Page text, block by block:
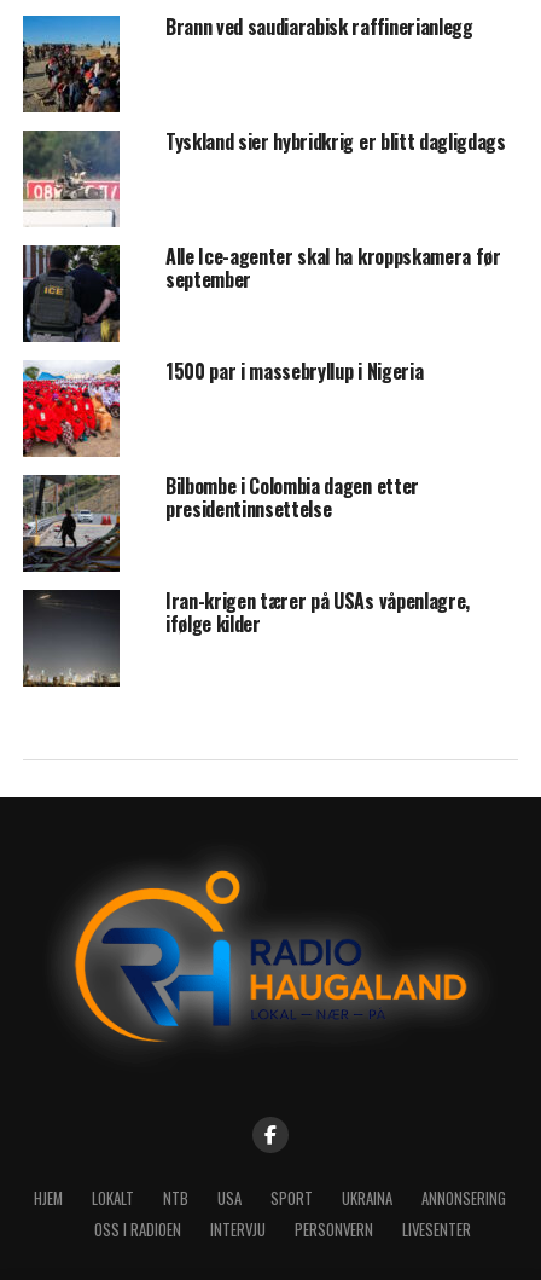
Brann ved saudiarabisk raffinerianlegg
Tyskland sier hybridkrig er blitt dagligdags
Alle Ice-agenter skal ha kroppskamera før
september
1500 par i massebryllup i Nigeria
Bilbombe i Colombia dagen etter
presidentinnsettelse
Iran-krigen tærer på USAs våpenlagre,
ifølge kilder
HJEM LOKALT NTB USA SPORT UKRAINA
ANNONSERING
OSS I RADIOEN
INTERVJU PERSONVERN LIVESENTER